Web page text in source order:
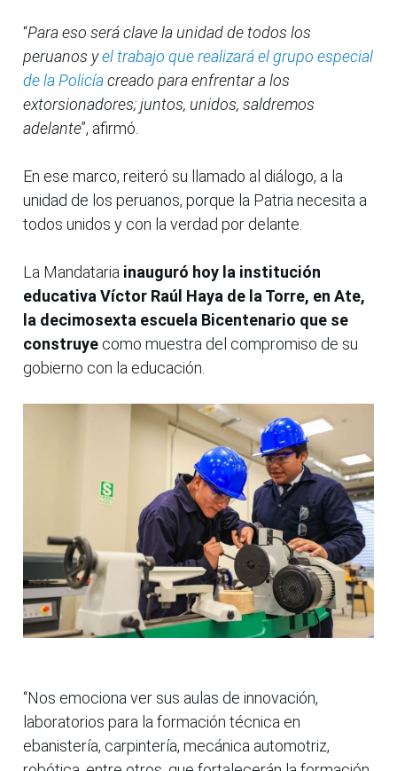
“Para eso será clave la unidad de todos los
peruanos yel trabajo que realizará el grupo especial
de la Policíacreado para enfrentar a los
extorsionadores; juntos, unidos, saldremos
adelante”, afirmó.
En ese marco, reiteró su llamado al diálogo, a la
unidad de los peruanos, porque la Patria necesita a
todos unidos y con la verdad por delante.
La Mandataria inauguró hoy la institución
educativa Víctor Raúl Haya de la Torre, en Ate,
la decimosexta escuela Bicentenario que se
construye como muestra del compromiso de su
gobierno con la educación.
“Nos emociona ver sus aulas de innovación,
laboratorios para la formación técnica en
ebanistería, carpintería, mecánica automotriz,